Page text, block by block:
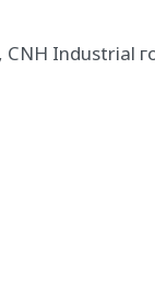
, CNH Industrial